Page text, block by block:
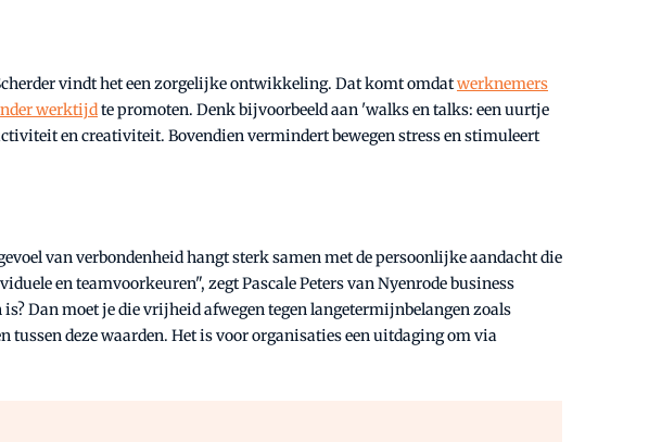
vindt het een zorgelijke ontwikkeling. Dat komt omdatwerknemers
werktijdte promoten. Denk bijvoorbeeld aan 'walks en talks: een uurtje
en creativiteit. Bovendien vermindert bewegen stress en stimuleert
van verbondenheid hangt sterk samen met de persoonlijke aandacht die
en teamvoorkeuren", zegt Pascale Peters van Nyenrode business
Dan moet je die vrijheid afwegen tegen langetermijnbelangen zoals
deze waarden. Het is voor organisaties een uitdaging om via